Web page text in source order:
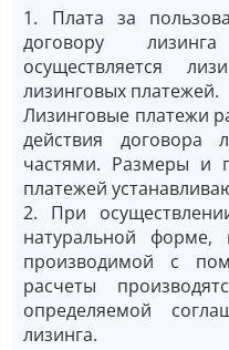
1. Плата за
договору
осуществляется
лизинговых платежей.
Лизинговые платежи
действия договора
частями. Размеры и
платежей
2. При
натуральной
производимой с
расчеты
определяемой
лизинга.